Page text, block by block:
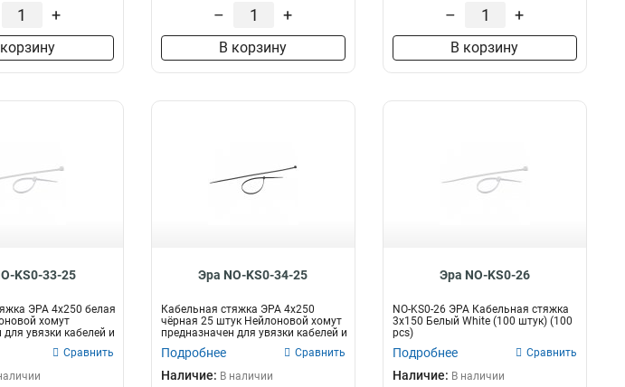
+ – +
В корзину
– +
В корзину
KS0-33-25
ЭРА 4x250 белая
хомут
для увязки кабелей и
Сравнить
Эра NO-KS0-34-25
Кабельная стяжка ЭРА 4x250
чёрная 25 штук Нейлоновой хомут
предназначен для увязки кабелей и
Подробнее Сравнить
Наличие: В наличии
Эра NO-KS0-26
NO-KS0-26 ЭРА Кабельная стяжка
3х150 Белый White (100 штук) (100
pcs)
Подробнее Сравнить
Наличие: В наличии